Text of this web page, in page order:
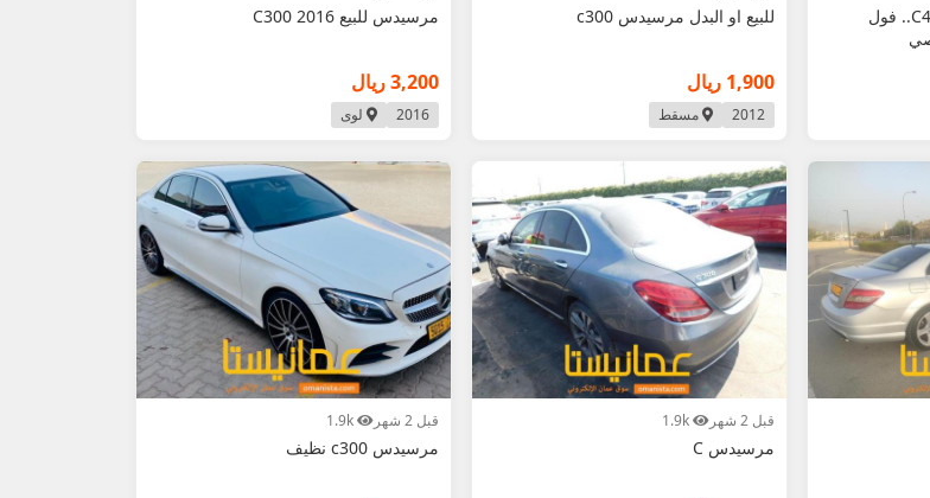
للبيع الوحش النادر C43 AMG.. فول
للبيع او البدل مرسيدس c300
1,900 ريال
2012 مسقط
مرسيدس للبيع C300 2016
3,200 ريال
2016 لوى
قبل 2 شهر
مرسيدس C
قبل 2 شهر
مرسيدس c300 نظيف